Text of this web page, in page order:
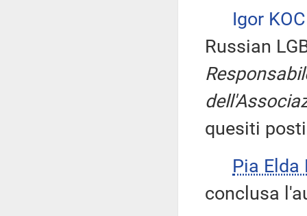
Igor
Russian
quesiti
Pia Elda
conclusa